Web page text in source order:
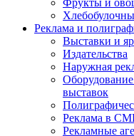
Фрукты и
Реклама и
Выставки и
Издательства
Наружная
выставок
Реклама в
Рекламные